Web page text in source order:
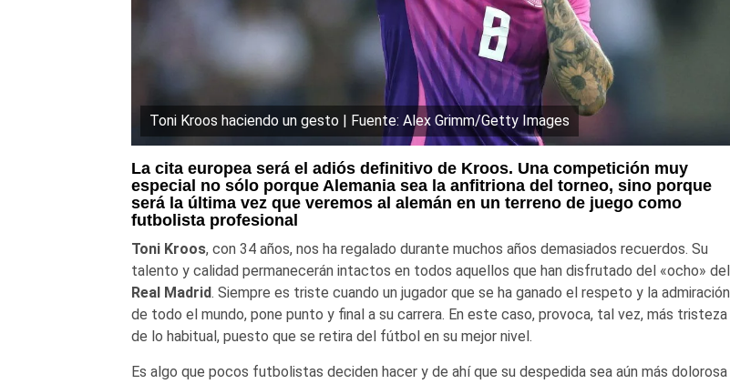
Toni Kroos haciendo un gesto | Fuente: Alex Grimm/Getty Images
La cita europea será el adiós definitivo de Kroos. Una competición muy
especial no sólo porque Alemania sea la anfitriona del torneo, sino porque
será la última vez que veremos al alemán en un terreno de juego como
futbolista profesional
Toni Kroos, con 34 años, nos ha regalado durante muchos años demasiados recuerdos. Su
talento y calidad permanecerán intactos en todos aquellos que han disfrutado del «ocho» del
Real Madrid. Siempre es triste cuando un jugador que se ha ganado el respeto y la admiración
de todo el mundo, pone punto y final a su carrera. En este caso, provoca, tal vez, más tristeza
de lo habitual, puesto que se retira del fútbol en su mejor nivel.
Es algo que pocos futbolistas deciden hacer y de ahí que su despedida sea aún más dolorosa